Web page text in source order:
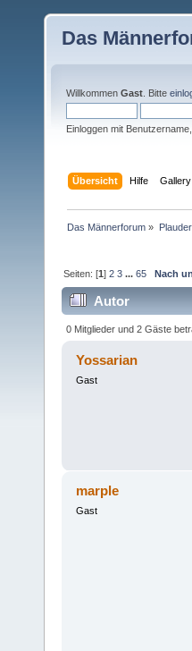
Das
Willkommen Gast . Bitte
Einloggen mit
Übersicht Hilfe Gallery
Das Männerforum »
Seiten: [1]2 3 ...65 Nach
Autor
0 Mitglieder und 2 Gäste
Yossarian
Gast
marple
Gast